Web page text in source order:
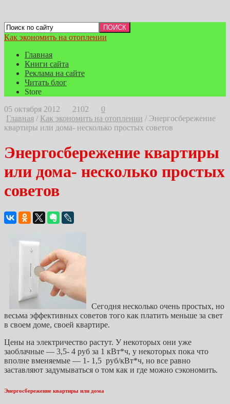
Как экономить на отоплении
Главная
Книги сайта
Реклама на сайте
Читать блог
Store
05 октября 2012
2102
0
Главная / Как экономить на отоплении / Энергосбережение
квартиры или дома- несколько простых советов
Энергосбережение квартиры
или дома- несколько простых
советов
Сегодня несколько очень простых, но
весьма эффективных советов того как платить меньше за свет
в своем доме, своей квартире.
Цены на электричество растут. У некоторых они уже
заоблачные — 3,5- 4 руб за 1 кВт*ч, у некоторых пока что
вполне вменяемые — 1- 1,5 руб/кВт*ч, но все равно
заставляют задумываться о том как и где можно сэкономить.
Энергосбережение квартиры или дома